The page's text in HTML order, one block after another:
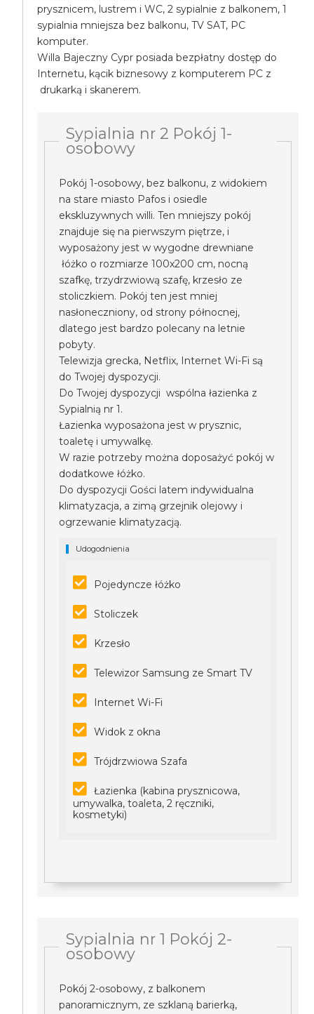
prysznicem, lustrem i WC, 2 sypialnie z balkonem, 1
sypialnia mniejsza bez balkonu, TV SAT, PC
komputer.
Willa Bajeczny Cypr posiada bezpłatny dostęp do
Internetu, kącik biznesowy z komputerem PC z
drukarką i skanerem.
Sypialnia nr 2 Pokój 1-
osobowy
Pokój 1-osobowy, bez balkonu, z widokiem
na stare miasto Pafos i osiedle
ekskluzywnych willi. Ten mniejszy pokój
znajduje się na pierwszym piętrze, i
wyposażony jest w wygodne drewniane
łóżko o rozmiarze 100x200 cm, nocną
szafkę, trzydrzwiową szafę, krzesło ze
stoliczkiem. Pokój ten jest mniej
nasłoneczniony, od strony północnej,
dlatego jest bardzo polecany na letnie
pobyty.
Telewizja grecka, Netflix, Internet Wi-Fi są
do Twojej dyspozycji.
Do Twojej dyspozycji wspólna łazienka z
Sypialnią nr 1.
Łazienka wyposażona jest w prysznic,
toaletę i umywalkę.
W razie potrzeby można doposażyć pokój w
dodatkowe łóżko.
Do dyspozycji Gości latem indywidualna
klimatyzacja, a zimą grzejnik olejowy i
ogrzewanie klimatyzacją.
Udogodnienia
Pojedyncze łóżko
Stoliczek
Krzesło
Telewizor Samsung ze Smart TV
Internet Wi-Fi
Widok z okna
Trójdrzwiowa Szafa
Łazienka (kabina prysznicowa,
umywalka, toaleta, 2 ręczniki,
kosmetyki)
Sypialnia nr 1 Pokój 2-
osobowy
Pokój 2-osobowy, z balkonem
panoramicznym, ze szklaną barierką,